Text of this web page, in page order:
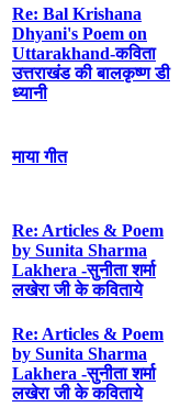
Re: Bal Krishana
Dhyani's Poem on
Uttarakhand-कविता
उत्तराखंड की बालकृष्ण डी
ध्यानी
माया गीत
Re: Articles & Poem
by Sunita Sharma
Lakhera -सुनीता शर्मा
लखेरा जी के कविताये
Re: Articles & Poem
by Sunita Sharma
Lakhera -सुनीता शर्मा
लखेरा जी के कविताये